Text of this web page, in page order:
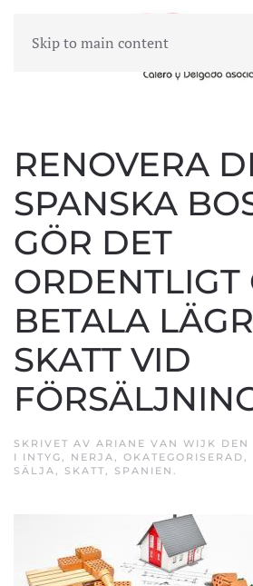
Skip to main content
MENY
RENOVERA
SPANSKA
GÖR DET
ORDENTLIGT
BETALA
SKATT VID
SKRIVET AV ARIANE VAN WIJK DEN
I INTYG, NERJA, OKATEGORISERAD,
SÄLJA, SKATT, SPANIEN .